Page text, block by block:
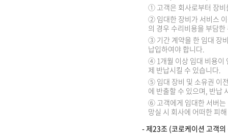
① 고객은 회사로부터 장비
② 임대한 장비가 서비스
의 경우 수리비용을 부담
③ 기간 계약을 한 임대 장
납입하여야 합니다.
④ 1개월 이상 임대 비용이
제 반납시킬 수 있습니다.
⑤ 임대 장비 및 소유권 이
에 반출할 수 있으며, 반납
⑥ 고객에게 임대한 서버는
망실 시 회사에 어떠한 피
- 제23조 (코로케이션 고객의